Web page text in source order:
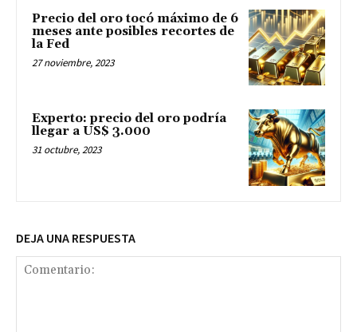
Precio del oro tocó máximo de 6
meses ante posibles recortes de
la Fed
27 noviembre, 2023
Experto: precio del oro podría
llegar a US$ 3.000
31 octubre, 2023
DEJA UNA RESPUESTA